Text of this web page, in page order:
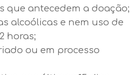
que antecedem a doação;
alcoólicas e nem uso de
horas;
ou em processo